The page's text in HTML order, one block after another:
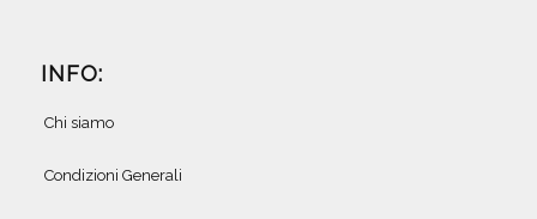
INFO:
Chi siamo
Condizioni Generali